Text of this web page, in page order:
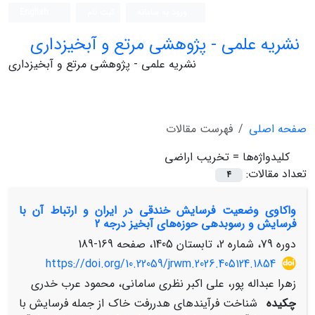
نشریه علمی - پژوهشی مرتع و آبخیزداری
نشریه علمی - پژوهشی مرتع و آبخیزداری
صفحه اصلی
فهرست مقالات
کلیدواژه‌ها = تخریب اراضی
تعداد مقالات:
4
واکاوی وضعیت فرسایش خندقی در ایران و ارتباط آن با
فرسایش و رسوبدهی حوزه‌های آبخیز درجه 2
دوره 79، شماره 2، تابستان 1405، صفحه
169-189
https://doi.org/10.22059/jrwm.2026.405124.1854
زهرا عبداله پور، علی اکبر نظری سامانی، محمود عرب خدری
چکیده شناخت فرآیندهای هدررفت خاک از جمله فرسایش با